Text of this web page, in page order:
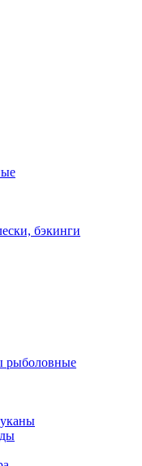
бэкинги
рыболовные